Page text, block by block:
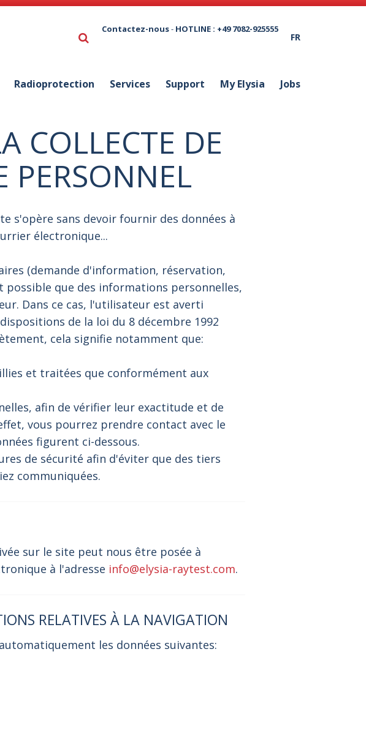
Contactez-nous- HOTLINE : +49 7082-925555
FR
Radioprotection Services Support My Elysia Jobs
COLLECTE DE
PERSONNEL
s'opère sans devoir fournir des données à
électronique...
(demande d'information, réservation,
que des informations personnelles,
Dans ce cas, l'utilisateur est averti
de la loi du 8 décembre 1992
cela signifie notamment que:
et traitées que conformément aux
afin de vérifier leur exactitude et de
vous pourrez prendre contact avec le
figurent ci-dessous.
de sécurité afin d'éviter que des tiers
communiquées.
sur le site peut nous être posée à
à l'adresse info@elysia-raytest.com.
RELATIVES À LA NAVIGATION
les données suivantes: